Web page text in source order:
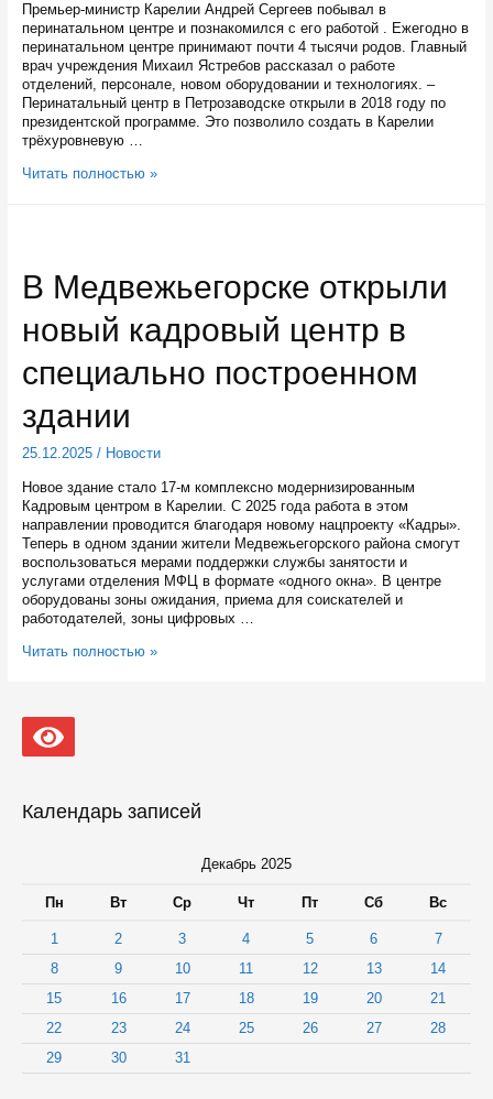
Премьер-министр Карелии Андрей Сергеев побывал в
перинатальном центре и познакомился с его работой . Ежегодно в
перинатальном центре принимают почти 4 тысячи родов. Главный
врач учреждения Михаил Ястребов рассказал о работе
отделений, персонале, новом оборудовании и технологиях. –
Перинатальный центр в Петрозаводске открыли в 2018 году по
президентской программе. Это позволило создать в Карелии
трёхуровневую …
В
году
родились
1698
мальчиков
1626
Читать полностью »
В Медвежьегорске открыли
новый кадровый центр в
специально построенном
здании
25.12.2025/ Новости
Новое здание стало 17-м комплексно модернизированным
Кадровым центром в Карелии. С 2025 года работа в этом
направлении проводится благодаря новому нацпроекту «Кадры».
Теперь в одном здании жители Медвежьегорского района смогут
воспользоваться мерами поддержки службы занятости и
услугами отделения МФЦ в формате «одного окна». В центре
оборудованы зоны ожидания, приема для соискателей и
работодателей, зоны цифровых …
В
кадровый
центр
здании
Читать полностью »
Календарь записей
Декабрь 2025
Пн Вт Ср Чт Пт Сб Вс
1 2 3 4 5 6
7
8
9 10 11 12 13
14
15
16 17 18 19 20
21
22
23 24 25 26 27
28
29
30 31